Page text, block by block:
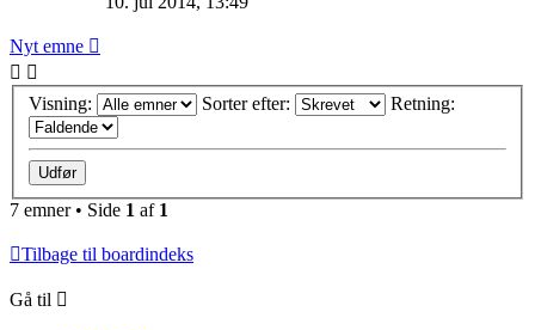
Nyt emne
Visning: Sorter efter: Retning:
7 emner • Side 1 af 1
Tilbage til boardindeks
Gå til